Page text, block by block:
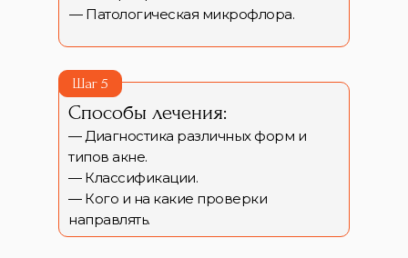
— Патологическая микрофлора.
Способы лечения:
— Диагностика различных форм и
типов акне.
— Классификации.
— Кого и на какие проверки
направлять.
Шаг 5